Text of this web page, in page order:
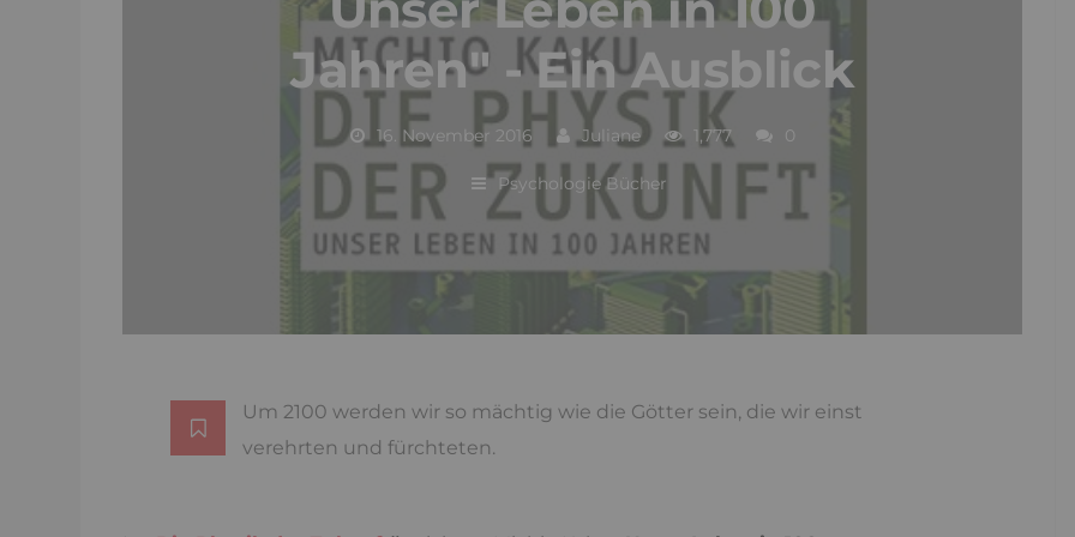
Jahren" - Ein Ausblick
16. November 2016 Juliane 1,777 0
Psychologie Bücher
Um 2100 werden wir so mächtig wie die Götter sein, die wir einst
verehrten und fürchteten.